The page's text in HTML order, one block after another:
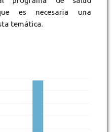
es necesaria una
temática.